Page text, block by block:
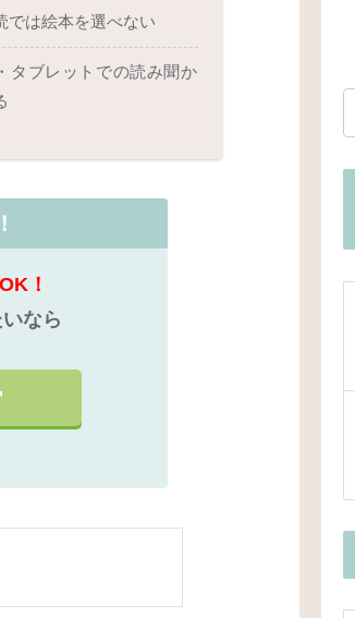
では絵本を選べない
タブレットでの読み聞か
！
なら